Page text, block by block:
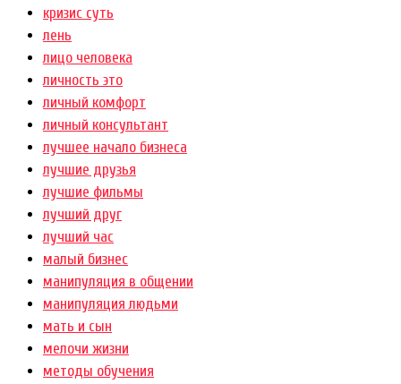
кризис суть
лень
лицо человека
личность это
личный комфорт
личный консультант
лучшее начало бизнеса
лучшие друзья
лучшие фильмы
лучший друг
лучший час
малый бизнес
манипуляция в общении
манипуляция людьми
мать и сын
мелочи жизни
методы обучения